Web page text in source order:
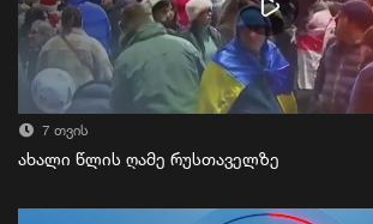
7 თვის
ახალი წლის ღამე რუსთაველზე